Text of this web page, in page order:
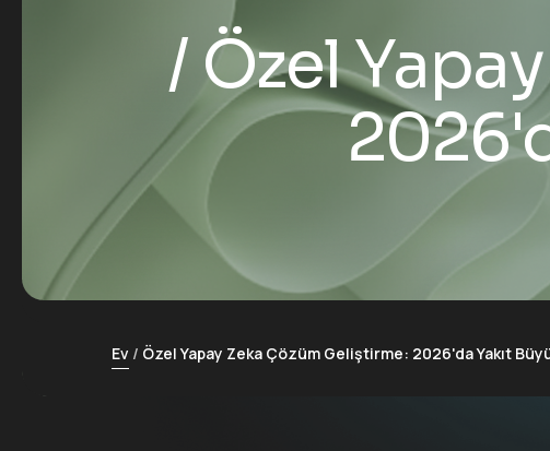
Özel
Ev Özel Yapay Zeka Çözüm Geliştirme: 2026'da Yakıt